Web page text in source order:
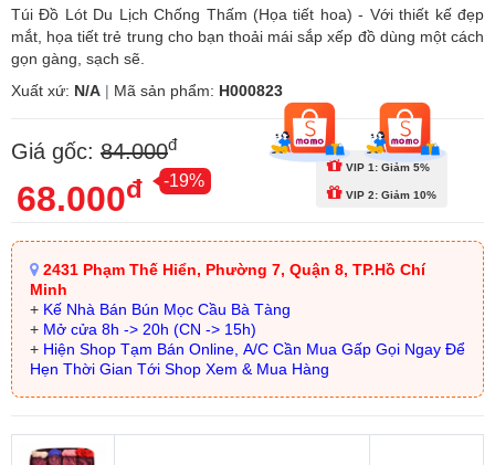
Túi Đồ Lót Du Lịch Chống Thấm (Họa tiết hoa) - Với thiết kế đẹp
mắt, họa tiết trẻ trung cho bạn thoải mái sắp xếp đồ dùng một cách
gọn gàng, sạch sẽ.
Xuất xứ: N/A | Mã sản phẩm: H000823
Giá gốc: 84.000đ
68.000đ -19%
VIP 1: Giảm 5%
VIP 2: Giảm 10%
2431 Phạm Thế Hiển, Phường 7, Quận 8, TP.Hồ Chí
Minh
+ Kế Nhà Bán Bún Mọc Cầu Bà Tàng
+ Mở cửa 8h -> 20h (CN -> 15h)
+ Hiện Shop Tạm Bán Online, A/C Cần Mua Gấp Gọi Ngay Để
Hẹn Thời Gian Tới Shop Xem & Mua Hàng